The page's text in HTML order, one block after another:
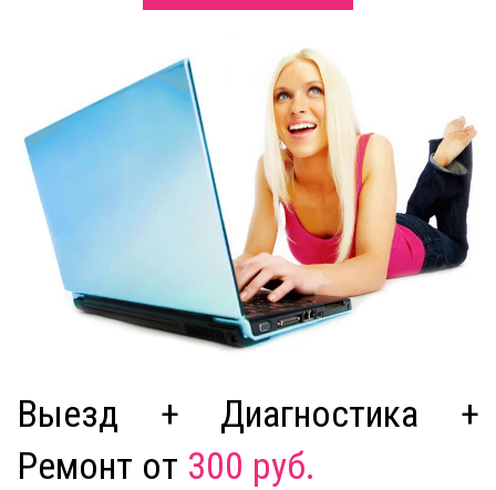
Выезд + Диагностика +
Ремонт от 300 руб.